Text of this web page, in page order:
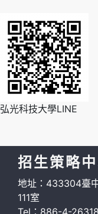
弘光科技大學LINE
招生策略
地址：433304臺
111室